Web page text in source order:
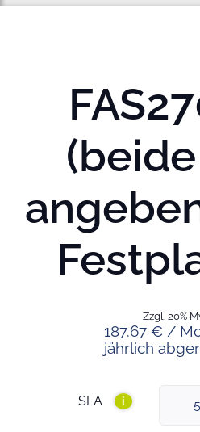
187.67 € /
jährlich
Zzgl. 20%
SLA i